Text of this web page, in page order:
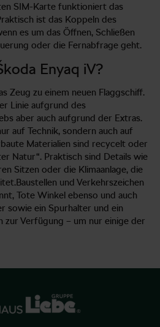
SIM-Karte funktioniert das
ist das Koppeln des
es um das Öffnen, Schließen
oder die Fernabfrage geht.
Enyaq iV?
Zeug zu einem neuen Flaggschiff.
Linie aufgrund des
aber auch aufgrund der Extras.
auf Technik, sondern auch auf
Materialien sind recycelt oder
Natur“. Praktisch sind Details wie
Sitzen oder die Klimaanlage, die
und Verkehrszeichen
Tote Winkel ebenso und auch
sowie ein Spurhalter und ein
zur Verfügung – um nur einige der